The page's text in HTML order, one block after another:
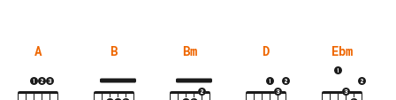
A B Bm D Ebm